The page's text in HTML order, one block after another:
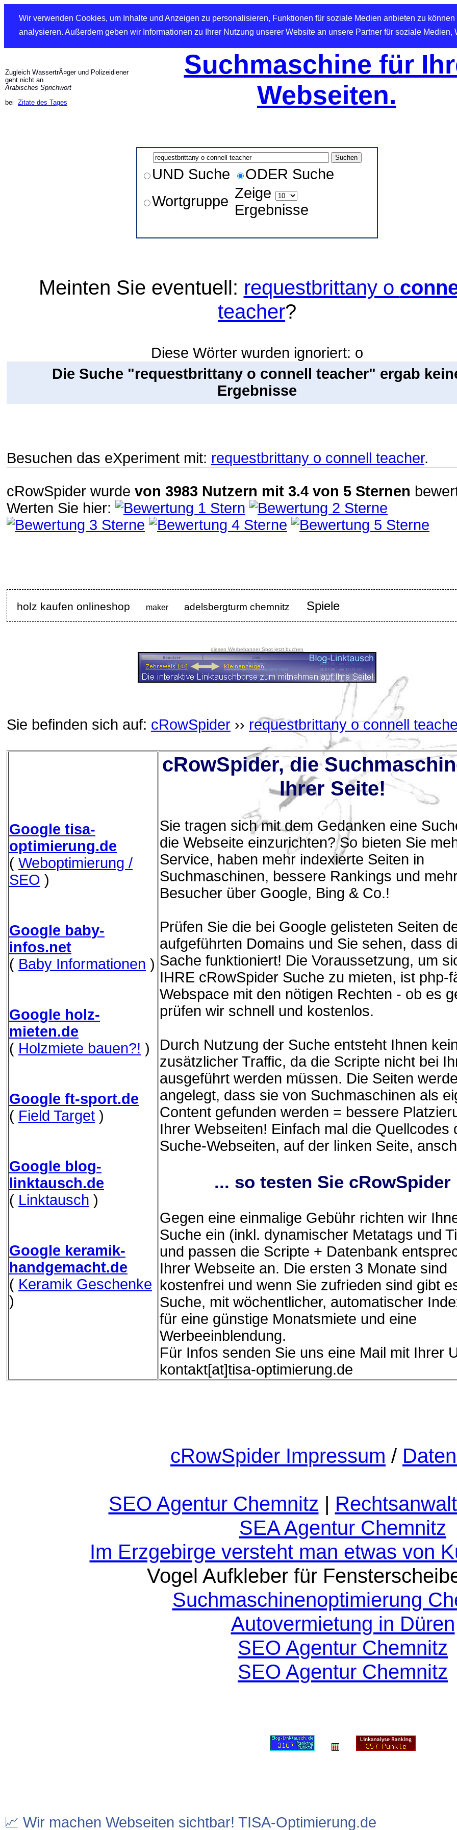
Wir verwenden Cookies, um Inhalte und Anzeigen zu personalisieren, Funktionen für soziale Medien anbieten zu
analysieren. Außerdem geben wir Informationen zu Ihrer Nutzung unserer Website an unsere Partner für soziale
Zugleich WassertrÃ¤ger und Polizeidiener
geht nicht an.
Arabisches Sprichwort
bei Zitate des Tages
Suchmaschine für
Webseiten.
UND Suche
ODER Suche
Wortgruppe Zeige
Ergebnisse
Meinten Sie eventuell: requestbrittany o
teacher?
Diese Wörter wurden ignoriert: o
Die Suche "requestbrittany o connell teacher" ergab
Ergebnisse
Besuchen das eXperiment mit: requestbrittany o connell teacher.
cRowSpider wurde von 3983 Nutzern mit 3.4 von 5 Sternen
Werten Sie hier:
holz kaufen onlineshop maker adelsbergturm chemnitz Spiele
diesen Werbebanner Spot jetzt buchen
Sie befinden sich auf: cRowSpider ›› requestbrittany o connell
Google tisa-
optimierung.de
( Weboptimierung /
SEO )
Google baby-
infos.net
( Baby Informationen )
Google holz-
mieten.de
( Holzmiete bauen?! )
Google ft-sport.de
( Field Target )
Google blog-
linktausch.de
( Linktausch )
Google keramik-
handgemacht.de
( Keramik Geschenke
)
cRowSpider, die
Ihrer Seite!
Sie tragen sich mit dem Gedanken eine
die Webseite einzurichten? So bieten Sie
Service, haben mehr indexierte Seiten in
Suchmaschinen, bessere Rankings und
Besucher über Google, Bing & Co.!
Prüfen Sie die bei Google gelisteten Seiten
aufgeführten Domains und Sie sehen, dass
Sache funktioniert! Die Voraussetzung, um
IHRE cRowSpider Suche zu mieten, ist php-
Webspace mit den nötigen Rechten - ob es
prüfen wir schnell und kostenlos.
Durch Nutzung der Suche entsteht Ihnen
zusätzlicher Traffic, da die Scripte nicht bei
ausgeführt werden müssen. Die Seiten
angelegt, dass sie von Suchmaschinen als
Content gefunden werden = bessere
Ihrer Webseiten! Einfach mal die Quellcodes
Suche-Webseiten, auf der linken Seite,
... so testen Sie cRowSpider
Gegen eine einmalige Gebühr richten wir
Suche ein (inkl. dynamischer Metatags und
und passen die Scripte + Datenbank
Ihrer Webseite an. Die ersten 3 Monate sind
kostenfrei und wenn Sie zufrieden sind gibt
Suche, mit wöchentlicher, automatischer
für eine günstige Monatsmiete und eine
Werbeeinblendung.
Für Infos senden Sie uns eine Mail mit Ihrer
kontakt[at]tisa-optimierung.de
cRowSpider Impressum /
SEO Agentur Chemnitz |
SEA Agentur Chemnitz
Im Erzgebirge versteht man etwas von
Vogel Aufkleber für
Suchmaschinenoptimierung
Autovermietung in Düren
SEO Agentur Chemnitz
SEO Agentur Chemnitz
📈 Wir machen Webseiten sichtbar! TISA-Optimierung.de